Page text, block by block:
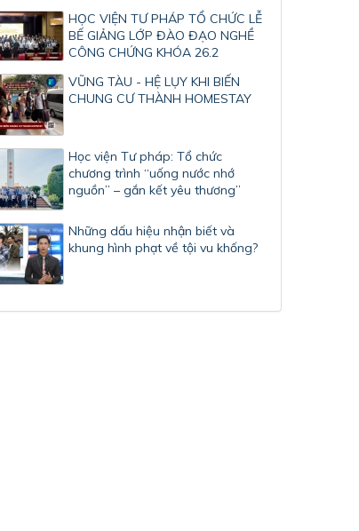
HỌC VIỆN TƯ PHÁP TỔ CHỨC LỄ
BẾ GIẢNG LỚP ĐÀO ĐẠO NGHỀ
CÔNG CHỨNG KHÓA 26.2
VŨNG TÀU - HỆ LỤY KHI BIẾN
CHUNG CƯ THÀNH HOMESTAY
Học viện Tư pháp: Tổ chức
chương trình “uống nước nhớ
nguồn” – gắn kết yêu thương”
Những dấu hiệu nhận biết và
khung hình phạt về tội vu khống?